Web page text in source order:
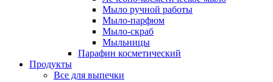
Мыло ручной работы
Мыло-парфюм
Мыло-скраб
Мыльницы
Парафин косметический
Продукты
Все для выпечки